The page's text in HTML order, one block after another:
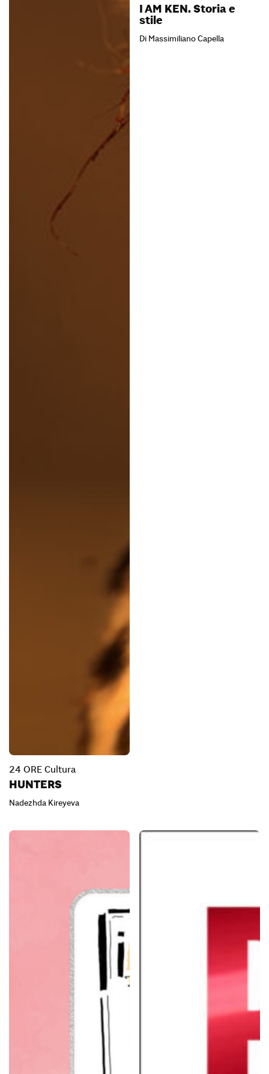
24 ORE Cultura
HUNTERS
Nadezhda Kireyeva
I AM KEN. Storia e
stile
Di Massimiliano Capella